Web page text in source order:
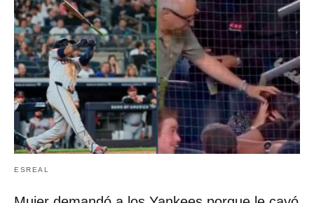
ESREAL